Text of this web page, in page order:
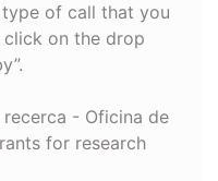
of call that you
on the drop
- Oficina de
for research